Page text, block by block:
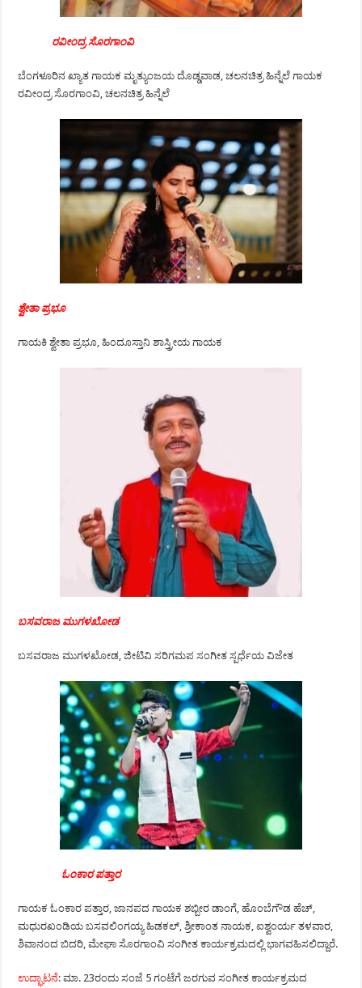
ರವೀಂದ್ರ ಸೊರಗಾಂವಿ
ಬೆಂಗಳೂರಿನ ಖ್ಯಾತ ಗಾಯಕ ಮೃತ್ಯುಂಜಯ ದೊಡ್ಡವಾಡ, ಚಲನಚಿತ್ರ ಹಿನ್ನೆಲೆ ಗಾಯಕ
ರವೀಂದ್ರ ಸೊರಗಾಂವಿ, ಚಲನಚಿತ್ರ ಹಿನ್ನೆಲೆ
ಶ್ವೇತಾ ಪ್ರಭೂ
ಗಾಯಕಿ ಶ್ವೇತಾ ಪ್ರಭೂ, ಹಿಂದೂಸ್ತಾನಿ ಶಾಸ್ತ್ರೀಯ ಗಾಯಕ
ಬಸವರಾಜ ಮುಗಳಖೋಡ
ಬಸವರಾಜ ಮುಗಳಖೋಡ, ಜೀಟಿವಿ ಸರಿಗಮಪ ಸಂಗೀತ ಸ್ಪರ್ಧೆಯ ವಿಜೇತ
ಓಂಕಾರ ಪತ್ತಾರ
ಗಾಯಕ ಓಂಕಾರ ಪತ್ತಾರ, ಜಾನಪದ ಗಾಯಕ ಶಬ್ಬೀರ ಡಾಂಗೆ, ಹೊಂಬೆಗೌಡ ಹೆಚ್,
ಮಧುರಖಂಡಿಯ ಬಸವಲಿಂಗಯ್ಯ ಹಿಡಕಲ್, ಶ್ರೀಕಾಂತ ನಾಯಕ, ಐಶ್ವಂರ್ಯ ತಳವಾರ,
ಶಿವಾನಂದ ಬಿದರಿ, ಮೇಘಾ ಸೊರಗಾಂವಿ ಸಂಗೀತ ಕಾರ್ಯಕ್ರಮದಲ್ಲಿ ಭಾಗವಹಿಸಲಿದ್ದಾರೆ.
ಉದ್ಘಾಟನೆ: ಮಾ. 23ರಂದು ಸಂಜೆ 5 ಗಂಟೆಗೆ ಜರಗುವ ಸಂಗೀತ ಕಾರ್ಯಕ್ರಮದ